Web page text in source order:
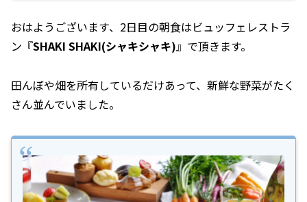
おはようございます、2日目の朝食はビュッフェレストラ
ン『SHAKI SHAKI(シャキシャキ)』で頂きます。
田んぼや畑を所有しているだけあって、新鮮な野菜がたく
さん並んでいました。